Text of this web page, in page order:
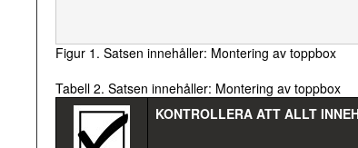
Figur 1. Satsen innehåller: Montering av toppbox
Tabell 2. Satsen innehåller: Montering av toppbox
KONTROLLERA ATT ALLT